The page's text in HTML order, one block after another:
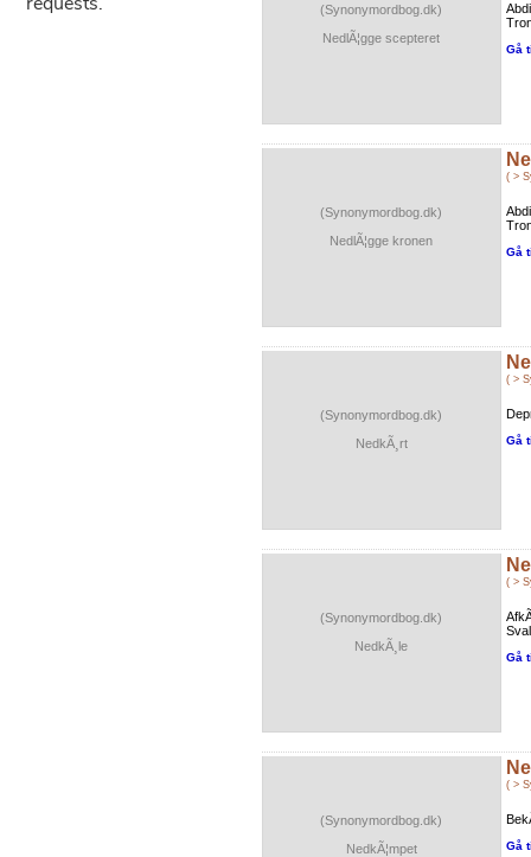
(Synonymordbog.dk)
NedlÃ¦gge scepteret
Gå
(Synonymordbog.dk)
NedlÃ¦gge kronen
( >
Gå
(Synonymordbog.dk)
NedkÃ¸rt
( >
Gå
(Synonymordbog.dk)
NedkÃ¸le
( >
Gå
(Synonymordbog.dk)
NedkÃ¦mpet
( >
Gå